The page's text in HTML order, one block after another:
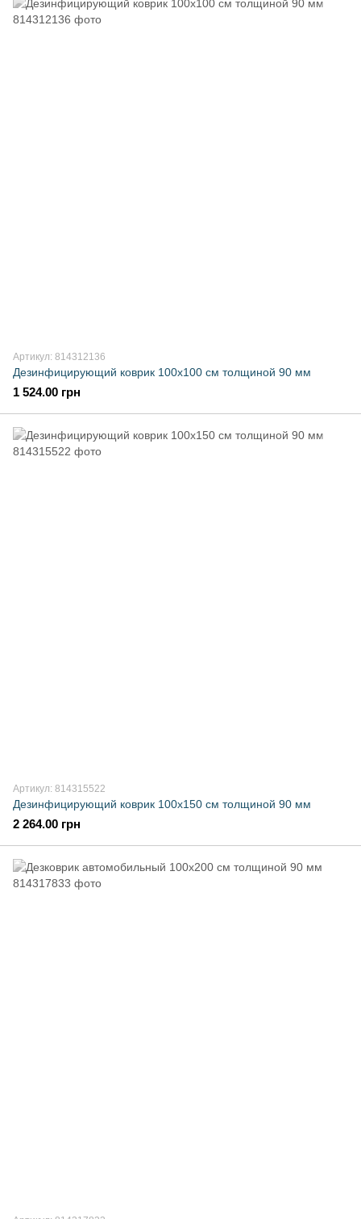
Артикул: 814312136
Дезинфицирующий коврик 100х100 см толщиной 90 мм
1 524.00 грн
Артикул: 814315522
Дезинфицирующий коврик 100х150 см толщиной 90 мм
2 264.00 грн